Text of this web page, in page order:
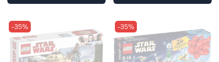
-35% -35%